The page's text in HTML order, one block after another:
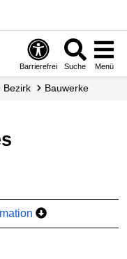
Barrierefrei Suche Menü
Bezirk Bauwerke